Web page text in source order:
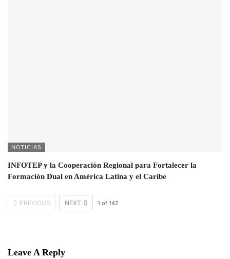
NOTICIAS
INFOTEP y la Cooperación Regional para Fortalecer la
Formación Dual en América Latina y el Caribe
PREVIOUS NEXT 1 of 142
Leave A Reply